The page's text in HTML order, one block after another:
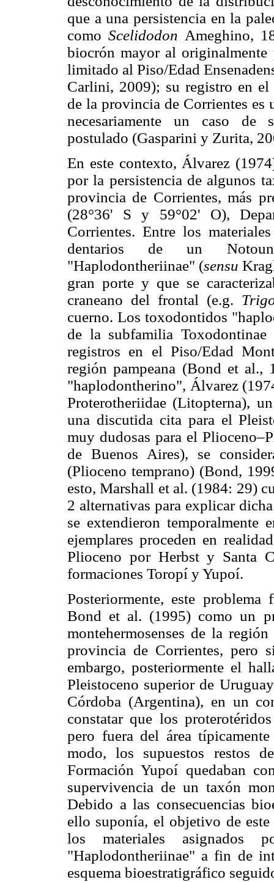
que a una persistencia en la
comoScelidodon Ameghino,
biocrón mayor al originalmente
limitado al Piso/Edad
Carlini, 2009); su registro en el
de la provincia de Corrientes es
necesariamente un caso de
postulado (Gasparini y Zurita,
En este contexto, Álvarez
por la persistencia de algunos
provincia de Corrientes, más
(28°36' S y 59°02' O),
Corrientes. Entre los
dentarios de un
"Haplodontheriinae" (sensu
gran porte y que se
craneano del frontal (e.g.
cuerno. Los toxodontidos
de la subfamilia
registros en el Piso/Edad
región pampeana (Bond et al.,
"haplodontherino", Álvarez
Proterotheriidae (Litopterna),
una discutida cita para el
muy dudosas para el
de Buenos Aires), se
(Plioceno temprano) (Bond,
esto, Marshall et al. (1984: 29)
2 alternativas para explicar
se extendieron
ejemplares proceden en
Plioceno por Herbst y Santa
formaciones Toropí y Yupoí.
Posteriormente, este
Bond et al. (1995) como un
montehermosenses de la
provincia de Corrientes, pero
embargo, posteriormente el
Pleistoceno superior de
Córdoba (Argentina), en un
constatar que los
pero fuera del área
modo, los supuestos restos
Formación Yupoí quedaban
supervivencia de un taxón
Debido a las consecuencias
ello suponía, el objetivo de
los materiales asignados
"Haplodontheriinae" a fin de
esquema bioestratigráfico